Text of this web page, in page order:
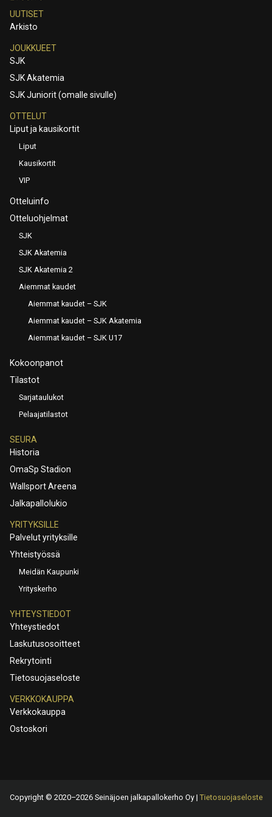
UUTISET
Arkisto
JOUKKUEET
SJK
SJK Akatemia
SJK Juniorit (omalle sivulle)
OTTELUT
Liput ja kausikortit
Liput
Kausikortit
VIP
Otteluinfo
Otteluohjelmat
SJK
SJK Akatemia
SJK Akatemia 2
Aiemmat kaudet
Aiemmat kaudet – SJK
Aiemmat kaudet – SJK Akatemia
Aiemmat kaudet – SJK U17
Kokoonpanot
Tilastot
Sarjataulukot
Pelaajatilastot
SEURA
Historia
OmaSp Stadion
Wallsport Areena
Jalkapallolukio
YRITYKSILLE
Palvelut yrityksille
Yhteistyössä
Meidän Kaupunki
Yrityskerho
YHTEYSTIEDOT
Yhteystiedot
Laskutusosoitteet
Rekrytointi
Tietosuojaseloste
VERKKOKAUPPA
Verkkokauppa
Ostoskori
Copyright © 2020–2026 Seinäjoen jalkapallokerho Oy | Tietosuojaseloste